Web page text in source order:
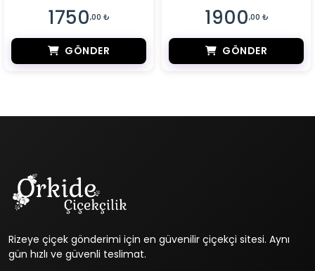
1750,00 ₺
GÖNDER
1900,00 ₺
GÖNDER
Rizeye çiçek gönderimi için en güvenilir çiçekçi sitesi. Aynı
gün hızlı ve güvenli teslimat.